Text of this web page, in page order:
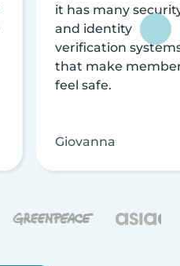
it has many
and identity
verification
that make
feel safe.
Giovanna